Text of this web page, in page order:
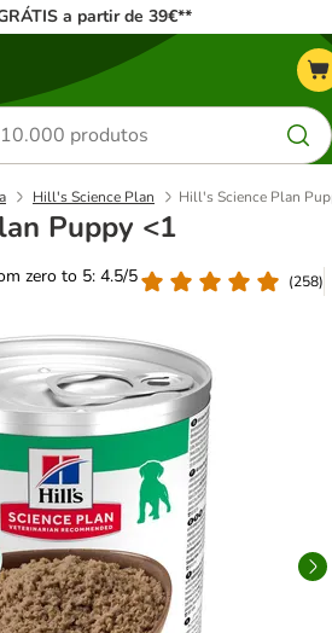
a partir de 39€**
Hill's Science Plan Hill's Science Plan
Puppy <1
zero to 5: 4.5/5
(258)